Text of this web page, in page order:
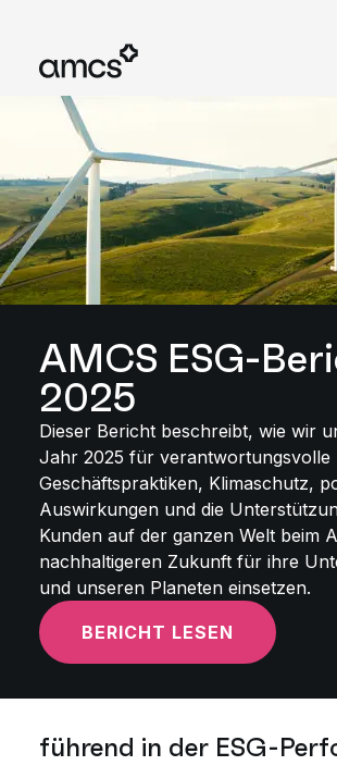
AMCS ESG-
2025
Dieser Bericht beschreibt, wie wir
Jahr 2025 für verantwortungsvolle
Geschäftspraktiken, Klimaschutz,
Auswirkungen und die
Kunden auf der ganzen Welt beim
nachhaltigeren Zukunft für ihre
und unseren Planeten einsetzen.
BERICHT LESEN
führend in der ESG-